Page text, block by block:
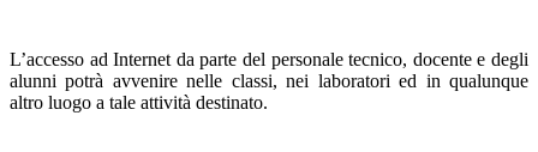
L’accesso ad Internet da parte del personale tecnico, docente e degli
alunni potrà avvenire nelle classi, nei laboratori ed in qualunque
altro luogo a tale attività destinato.